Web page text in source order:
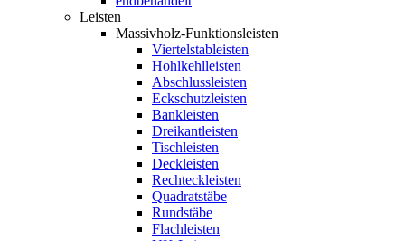
Leisten
Massivholz-Funktionsleisten
Viertelstableisten
Hohlkehlleisten
Abschlussleisten
Eckschutzleisten
Bankleisten
Dreikantleisten
Tischleisten
Deckleisten
Rechteckleisten
Quadratstäbe
Rundstäbe
Flachleisten